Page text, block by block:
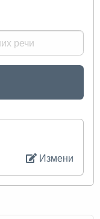
Измени